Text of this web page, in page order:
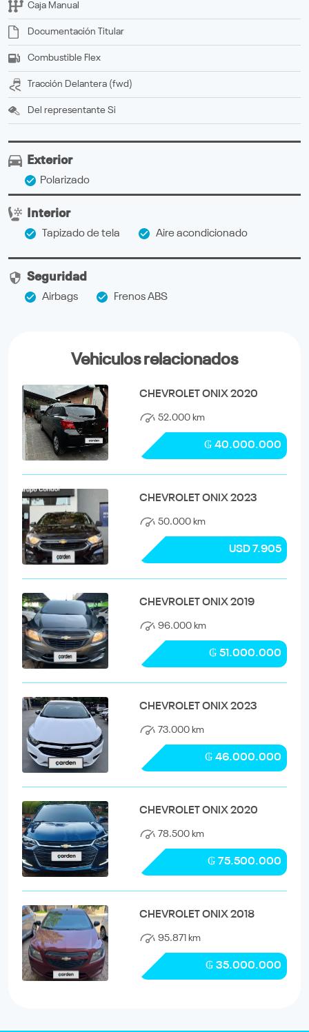
Caja Manual
Documentación titular
Combustible Flex
Tracción delantera (fwd)
Del representante Si
Exterior
Polarizado
Interior
Tapizado de tela Aire acondicionado
Seguridad
Airbags Frenos ABS
Vehiculos relacionados
CHEVROLET ONIX 2020
52.000 km
₲ 40.000.000
CHEVROLET ONIX 2023
50.000 km
USD 7.905
CHEVROLET ONIX 2019
96.000 km
₲ 51.000.000
CHEVROLET ONIX 2023
73.000 km
₲ 46.000.000
CHEVROLET ONIX 2020
78.500 km
₲ 75.500.000
CHEVROLET ONIX 2018
95.871 km
₲ 35.000.000